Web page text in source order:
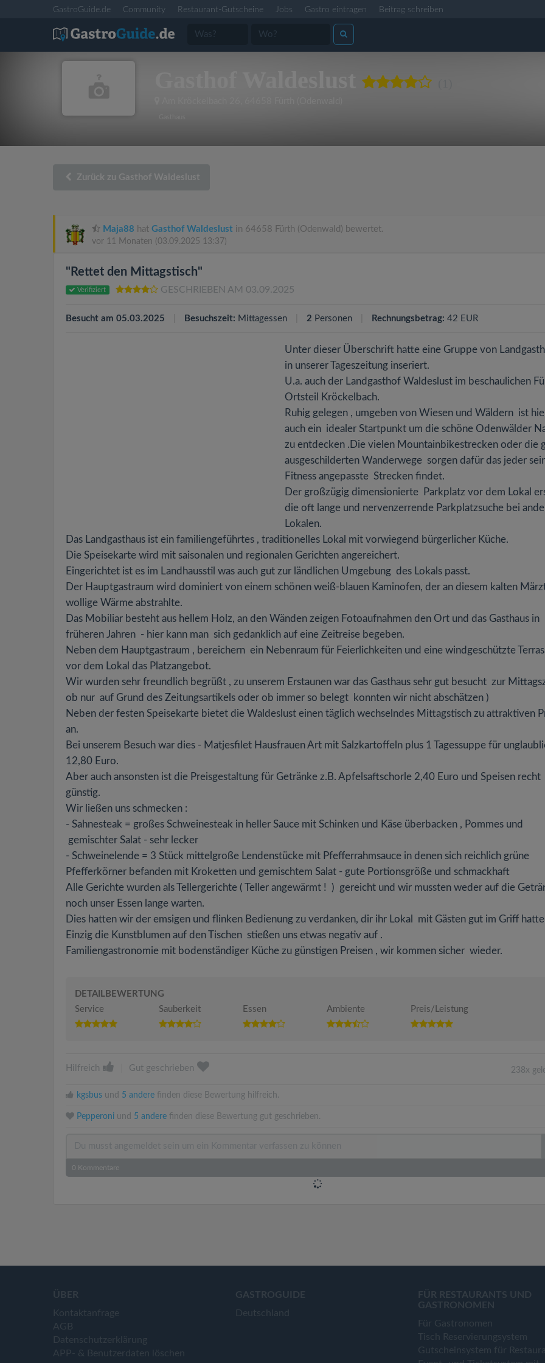
GastroGuide.de Community Restaurant-Gutscheine Jobs Gastro eintragen Beitrag schreiben
Zurück zu Gasthof Waldeslust
Maja88 hat Gasthof Waldeslust in 64658 Fürth (Odenwald) bewertet.
vor 11 Monaten (03.09.2025 13:37)
"Rettet den Mittagstisch"
Verifiziert GESCHRIEBEN AM 03.09.2025
Besucht am 05.03.2025 Besuchszeit: Mittagessen 2 Personen Rechnungsbetrag: 42 EUR
Unter dieser Überschrift hatte eine Gruppe von
in unserer Tageszeitung inseriert.
U.a. auch der Landgasthof Waldeslust im beschaulichen
Ortsteil Kröckelbach.
Ruhig gelegen , umgeben von Wiesen und Wäldern ist
auch ein idealer Startpunkt um die schöne Odenwälder
zu entdecken .Die vielen Mountainbikestrecken oder die
ausgeschilderten Wanderwege sorgen dafür das jeder
Fitness angepasste Strecken findet.
Der großzügig dimensionierte Parkplatz vor dem Lokal
die oft lange und nervenzerrende Parkplatzsuche bei
Lokalen.
Das Landgasthaus ist ein familiengeführtes , traditionelles Lokal mit vorwiegend bürgerlicher Küche.
Die Speisekarte wird mit saisonalen und regionalen Gerichten angereichert.
Eingerichtet ist es im Landhausstil was auch gut zur ländlichen Umgebung des Lokals passt.
Der Hauptgastraum wird dominiert von einem schönen weiß-blauen Kaminofen, der an diesem kalten
wollige Wärme abstrahlte.
Das Mobiliar besteht aus hellem Holz, an den Wänden zeigen Fotoaufnahmen den Ort und das Gasthaus in
früheren Jahren - hier kann man sich gedanklich auf eine Zeitreise begeben.
Neben dem Hauptgastraum , bereichern ein Nebenraum für Feierlichkeiten und eine windgeschützte
vor dem Lokal das Platzangebot.
Wir wurden sehr freundlich begrüßt , zu unserem Erstaunen war das Gasthaus sehr gut besucht zur
ob nur auf Grund des Zeitungsartikels oder ob immer so belegt konnten wir nicht abschätzen )
Neben der festen Speisekarte bietet die Waldeslust einen täglich wechselndes Mittagstisch zu attraktiven
an.
Bei unserem Besuch war dies - Matjesfilet Hausfrauen Art mit Salzkartoffeln plus 1 Tagessuppe für
12,80 Euro.
Aber auch ansonsten ist die Preisgestaltung für Getränke z.B. Apfelsaftschorle 2,40 Euro und Speisen recht
günstig.
Wir ließen uns schmecken :
- Sahnesteak = großes Schweinesteak in heller Sauce mit Schinken und Käse überbacken , Pommes und
gemischter Salat - sehr lecker
- Schweinelende = 3 Stück mittelgroße Lendenstücke mit Pfefferrahmsauce in denen sich reichlich grüne
Pfefferkörner befanden mit Kroketten und gemischtem Salat - gute Portionsgröße und schmackhaft
Alle Gerichte wurden als Tellergerichte ( Teller angewärmt ! ) gereicht und wir mussten weder auf die
noch unser Essen lange warten.
Dies hatten wir der emsigen und flinken Bedienung zu verdanken, dir ihr Lokal mit Gästen gut im Griff
Einzig die Kunstblumen auf den Tischen stießen uns etwas negativ auf .
Familiengastronomie mit bodenständiger Küche zu günstigen Preisen , wir kommen sicher wieder.
DETAILBEWERTUNG
Service
Sauberkeit Essen Ambiente Preis/Leistung
Hilfreich Gut geschrieben 238x
kgsbus und 5 andere finden diese Bewertung hilfreich.
Pepperoni und 5 andere finden diese Bewertung gut geschrieben.
0 Kommentare
ÜBER
Kontaktanfrage
AGB
Datenschutzerklärung
APP- & Benutzerdaten löschen
GASTROGUIDE
Deutschland
FÜR RESTAURANTS UND
GASTRONOMEN
Für Gastronomen
Tisch Reservierungsystem
Gutscheinsystem für